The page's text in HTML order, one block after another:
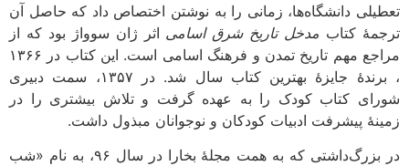
تعطیلی دانشگاه‌ها، زمانی را به نوشتن اختصاص داد که حاصل آن
ترجمۀ کتاب مدخل تاریخ شرق اسامی اثر ژان سوواژ بود که از
مراجع مهم تاریخ تمدن و فرهنگ اسامی است. این کتاب در ۱۳۶۶
، برندۀ جایزۀ بهترین کتاب سال شد. در ۱۳۵۷، سمت دبیری
شورای کتاب کودک را به عهده گرفت و تلاش بیشتری را در
زمینۀ پیشرفت ادبیات کودکان و نوجوانان مبذول داشت.
در بزرگ‌داشتی که به همت مجلۀ بخارا در سال ۹۶، به نام «شب